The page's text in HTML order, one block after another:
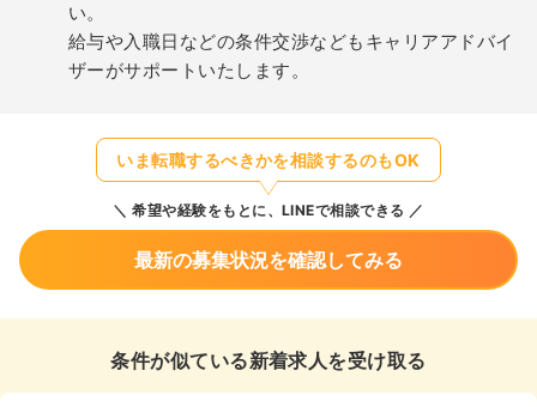
い。
給与や入職日などの条件交渉などもキャリアアドバイ
ザーがサポートいたします。
いま転職するべきかを相談するのもOK
希望や経験をもとに、LINEで相談できる
最新の募集状況を確認してみる
条件が似ている新着求人を受け取る